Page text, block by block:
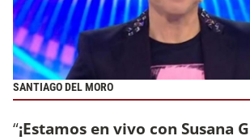
SANTIAGO DEL MORO
“¡Estamos en vivo con Susana